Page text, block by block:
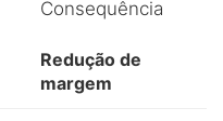
Consequência
Redução de
margem